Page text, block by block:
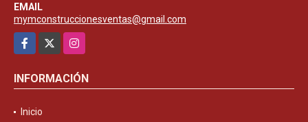
EMAIL
mymconstruccionesventas@gmail.com
Facebook
Instagram
INFORMACIÓN
Inicio